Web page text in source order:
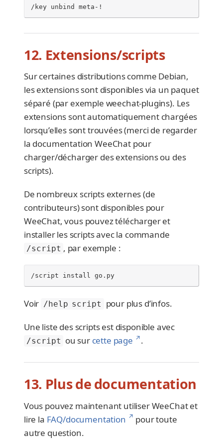
/key unbind meta-!
12. Extensions/scripts
Sur certaines distributions comme Debian,
les extensions sont disponibles via un paquet
séparé (par exemple weechat-plugins). Les
extensions sont automatiquement chargées
lorsqu’elles sont trouvées (merci de regarder
la documentation WeeChat pour
charger/décharger des extensions ou des
scripts).
De nombreux scripts externes (de
contributeurs) sont disponibles pour
WeeChat, vous pouvez télécharger et
installer les scripts avec la commande
/script , par exemple :
/script install go.py
Voir /help script pour plus d’infos.
Une liste des scripts est disponible avec
/script ou sur cette page ↗.
13. Plus de documentation
Vous pouvez maintenant utiliser WeeChat et
lire la FAQ/documentation ↗ pour toute
autre question.